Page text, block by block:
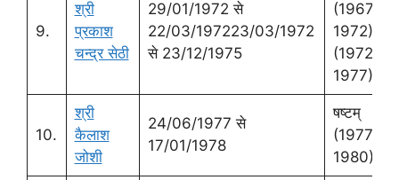
9.
श्री
प्रकाश
चन्‍द्र सेठी
29/01/1972 से
22/03/197223/03/1972
से 23/12/1975
(1967-
1972)पंचम्
(1972-
1977)
10.
श्री
कैलाश
जोशी
24/06/1977 से
17/01/1978
षष्‍टम्
(1977-
1980)